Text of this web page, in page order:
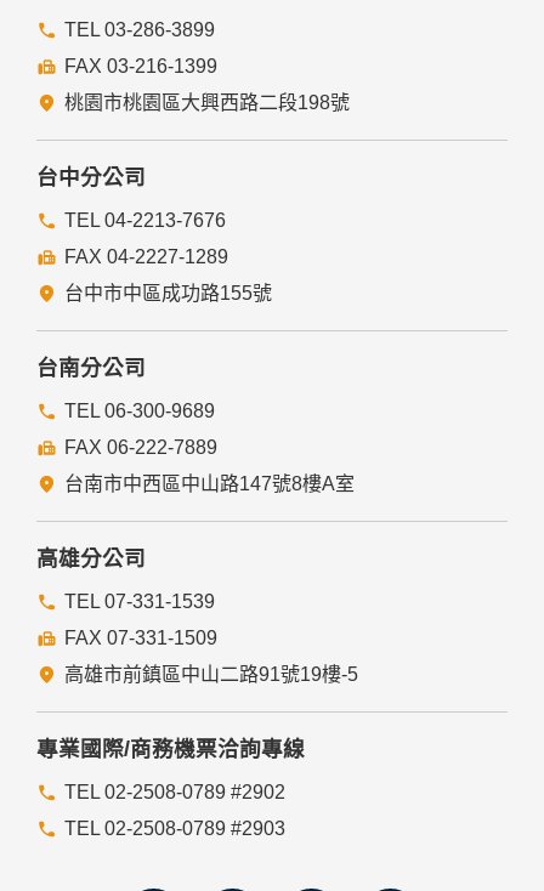
前項但書之情形包括不限於：
經由您書面同意。
法律明文規定。
與公務機關或學術研究機構合作，基於公共利益為統計或學術
研究而有必要，且資料經過提供者處理或蒐集者依其揭露方式
無從識別特定之當事人。
當您在網站的行為，違反服務條款或可能損害或妨礙網站與其
揭露您的個人資料是為了辨識、聯絡或採取法律行動所必要
者。
本網站委託廠商協助蒐集、處理或利用您的個人資料時，將對
委外廠商或個人善盡監督管理之責。
六、Cookie之使用
為了提供您最佳的服務，本網站會在您的電腦中放置並取用我
們的Cookie，若您不願接受Cookie的寫入，您可在您使用的
瀏覽器功能項中設定隱私權等級為高，即可拒絕Cookie的寫
七、隱私權保護政策之修正
款將刊登於網站上。
TEL 03-286-3899
FAX 03-216-1399
桃園市桃園區大興西路二段198號
台中分公司
TEL 04-2213-7676
FAX 04-2227-1289
台中市中區成功路155號
台南分公司
TEL 06-300-9689
FAX 06-222-7889
台南市中西區中山路147號8樓A室
高雄分公司
TEL 07-331-1539
FAX 07-331-1509
高雄市前鎮區中山二路91號19樓-5
專業國際/商務機票洽詢專線
TEL 02-2508-0789 #2902
TEL 02-2508-0789 #2903